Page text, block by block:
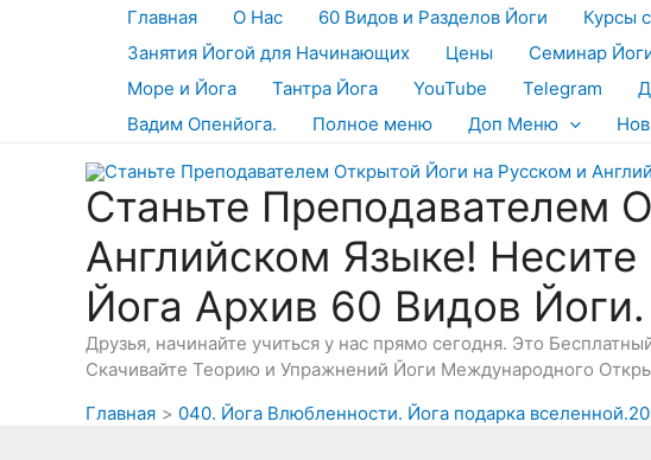
Главная О Нас 60 Видов и Разделов Йоги Курсы
Занятия Йогой для Начинающих
Цены Семинар
Море и Йога
Тантра Йога YouTube Telegram
Вадим Опенйога.
Полное меню Доп Меню
Станьте Преподавателем
Английском Языке!
Йога Архив 60 Видов Йоги.
Друзья, начинайте учиться у нас прямо сегодня. Это
Скачивайте Теорию и Упражнений Йоги Международного
Главная
040. Йога Влюбленности. Йога подарка